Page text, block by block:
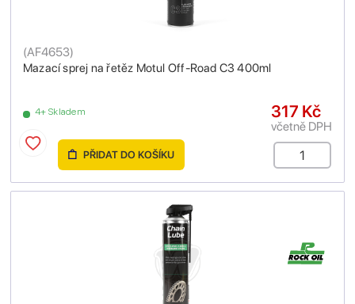
Mazací sprej na řetěz Motul Off-Road C3 400ml
(AF4653)
4+ Skladem 317 Kč
včetně DPH
PŘIDAT DO KOŠÍKU